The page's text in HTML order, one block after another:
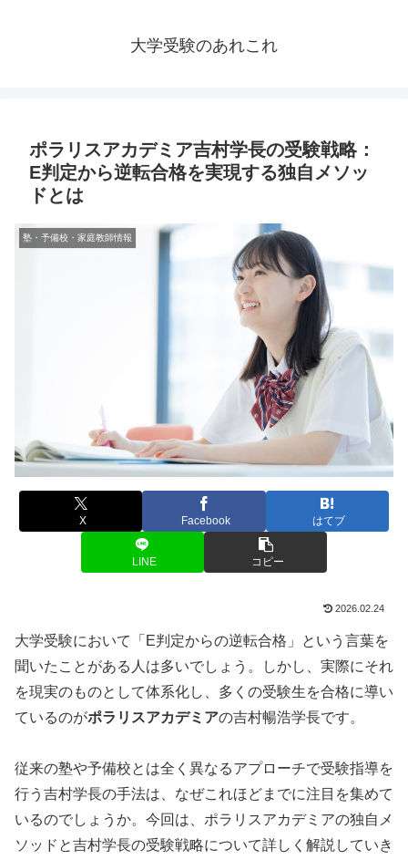
大学受験のあれこれ
ポラリスアカデミア吉村学長の受験戦略：
E判定から逆転合格を実現する独自メソッ
ドとは
塾・予備校・家庭教師情報
X Facebook はてブ
LINE コピー
2026.02.24
大学受験において「E判定からの逆転合格」という言葉を
聞いたことがある人は多いでしょう。しかし、実際にそれ
を現実のものとして体系化し、多くの受験生を合格に導い
ているのがポラリスアカデミアの吉村暢浩学長です。
従来の塾や予備校とは全く異なるアプローチで受験指導を
行う吉村学長の手法は、なぜこれほどまでに注目を集めて
いるのでしょうか。今回は、ポラリスアカデミアの独自メ
ソッドと吉村学長の受験戦略について詳しく解説していき